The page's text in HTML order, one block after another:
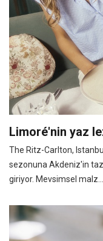
Limoré'nin yaz
The Ritz-Carlton,
sezonuna Akdeniz'in
giriyor. Mevsimsel malz...